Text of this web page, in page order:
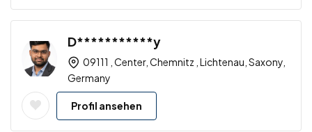
D***********y
09111 , Center, Chemnitz , Lichtenau, Saxony,
Germany
Profil ansehen